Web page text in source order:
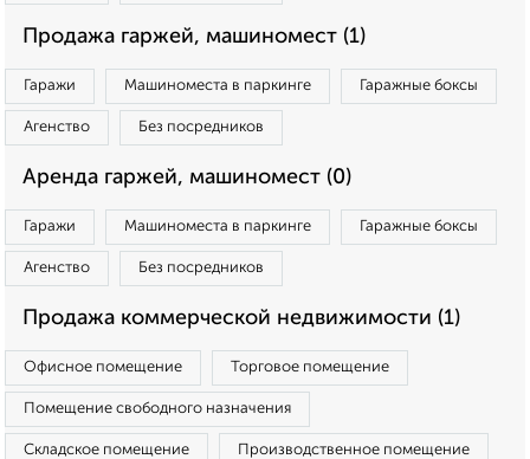
Продажа гаржей, машиномест (1)
Гаражи Машиноместа в паркинге Гаражные боксы
Агенство Без посредников
Аренда гаржей, машиномест (0)
Гаражи Машиноместа в паркинге Гаражные боксы
Агенство Без посредников
Продажа коммерческой недвижимости (1)
Офисное помещение Торговое помещение
Помещение свободного назначения
Складское помещение Производственное помещение